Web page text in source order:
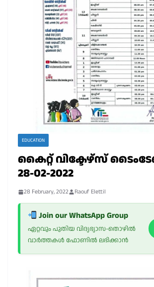
EDUCATION
കൈറ്റ് വിക്ടേഴ്സ്
28-02-2022
28 February, 2022 Raouf Elettil
Join our WhatsApp Group
ഏറ്റവും പുതിയ വിദ്യഭ്യാസ-തൊഴിൽ
വാർത്തകൾ ഫോണിൽ ലഭിക്കാൻ